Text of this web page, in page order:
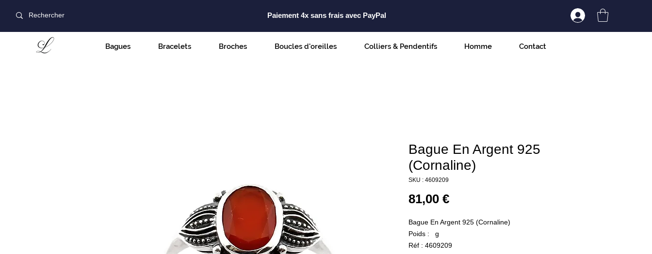
Paiement 4x sans frais avec PayPal Connexion/
Bagues Bracelets Broches Boucles d'oreilles Colliers & Pendentifs Homme Contact
Bague En Argent 925
(Cornaline)
SKU : 4609209
81,00 €Prix
Bague En Argent 925 (Cornaline)
Poids : g
Réf : 4609209